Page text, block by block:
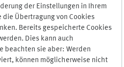
der Einstellungen in Ihrem
Übertragung von Cookies
Bereits gespeicherte Cookies
Dies kann auch
beachten sie aber: Werden
können möglicherweise nicht